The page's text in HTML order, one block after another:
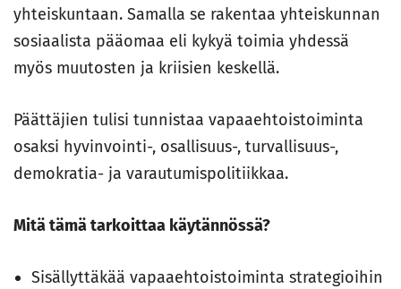
yhteiskuntaan. Samalla se rakentaa yhteiskunnan
sosiaalista pääomaa eli kykyä toimia yhdessä
myös muutosten ja kriisien keskellä.
Päättäjien tulisi tunnistaa vapaaehtoistoiminta
osaksi hyvinvointi-, osallisuus-, turvallisuus-,
demokratia- ja varautumispolitiikkaa.
Mitä tämä tarkoittaa käytännössä?
Sisällyttäkää vapaaehtoistoiminta strategioihin